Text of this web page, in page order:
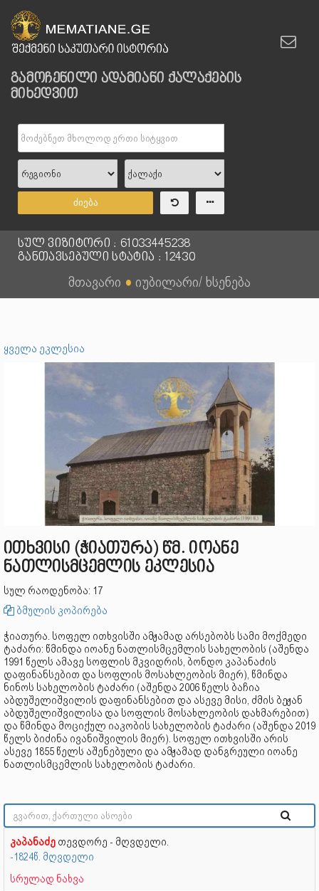
გამოჩენილი ადამიანი ქალაქების
მიხედვით
ძიება
სულ ვიზიტორი : 61033445238
განთავსებული სტატია : 12430
მთავარი ● იუბილარი/ ხსენება
ყველა ეკლესია
ითხვისი (ჭიათურა) წმ. იოანე
ნათლისმცემლის ეკლესია
სულ რაოდენობა: 17
ბმულის კოპირება
ჭიათურა. სოფელ ითხვისში ამჟამად არსებობს სამი მოქმედი
ტაძარი: წმინდა იოანე ნათლისმცემლის სახელობის (აშენდა
1991 წელს ამავე სოფლის მკვიდრის, ბონდო კაპანაძის
დაფინანსებით და სოფლის მოსახლეობის მიერ), წმინდა
ნინოს სახელობის ტაძარი (აშენდა 2006 წელს ბაჩია
აბდუშელიშვილის დაფინანსებით და ასევე მისი, ძმის ბეჟან
აბდუშელიშვილისა და სოფლის მოსახლეობის დახმარებით)
და წმინდა მოციქულ იაკობის სახელობის ტაძარი (აშენდა 2019
წელს ბიძინა ივანიშვილის მიერ). სოფელ ითხვისში არის
ასევე 1855 წელს აშენებული და ამჟამად დანგრეული იოანე
ნათლისმცემლის სახელობის ტაძარი.
კაპანაძე თევდორე - მღვდელი.
-1824წ. მღვდელი
სრულად ნახვა